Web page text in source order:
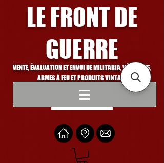
LE FRONT DE
GUERRE
VENTE, ÉVALUATION ET ENVOI DE MILITARIA, VÉHICULES,
ARMES À FEU ET PRODUITS VINTAGE
Se connecter